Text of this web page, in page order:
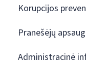
Korupcijos
Pranešėjų
Administracinė